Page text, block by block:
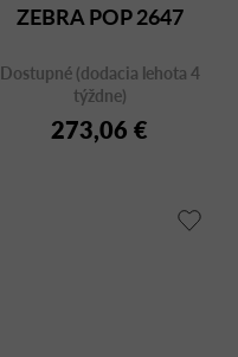
ZEBRA POP 2647
Dostupné (dodacia lehota 4
týždne)
273,06 €